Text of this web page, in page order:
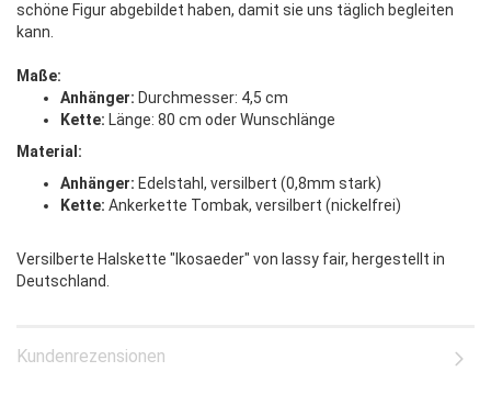
schöne Figur abgebildet haben, damit sie uns täglich begleiten
kann.
Maße:
Anhänger: Durchmesser: 4,5 cm
Kette: Länge: 80 cm oder Wunschlänge
Material:
Anhänger: Edelstahl, versilbert (0,8mm stark)
Kette: Ankerkette Tombak, versilbert (nickelfrei)
Versilberte Halskette "Ikosaeder" von lassy fair, hergestellt in
Deutschland.
Kundenrezensionen